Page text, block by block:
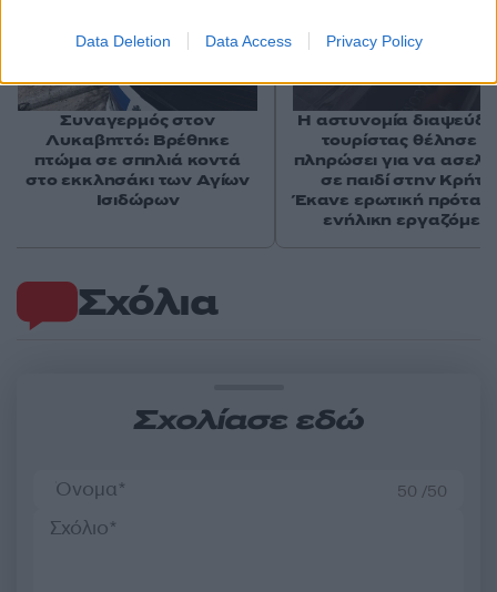
Data Deletion Data Access Privacy Policy
Σχόλια
Σχολίασε εδώ
50 /50
Συναγερμός στον
Λυκαβηττό: Βρέθηκε
πτώμα σε σπηλιά κοντά
στο εκκλησάκι των Αγίων
Ισιδώρων
Η αστυνομία
τουρίστας θέλησε
πληρώσει για να
σε παιδί στην
Έκανε ερωτική
ενήλικη